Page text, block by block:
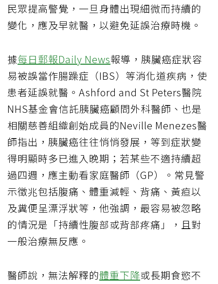
民眾提高警覺，一旦身體出現細微而持續的
變化，應及早就醫，以避免延誤治療時機。
據每日郵報Daily News報導，胰臟癌症狀容
易被誤當作腸躁症（IBS）等消化道疾病，使
患者延誤就醫。Ashford and St Peters醫院
NHS基金會信託胰臟癌顧問外科醫師、也是
相關慈善組織創始成員的Neville Menezes醫
師指出，胰臟癌往往悄悄發展，等到症狀變
得明顯時多已進入晚期；若某些不適持續超
過四週，應主動看家庭醫師（GP）。常見警
示徵兆包括腹痛、體重減輕、背痛、黃疸以
及糞便呈漂浮狀等，他強調，最容易被忽略
的情況是「持續性腹部或背部疼痛」，且對
一般治療無反應。
醫師說，無法解釋的體重下降或長期食慾不